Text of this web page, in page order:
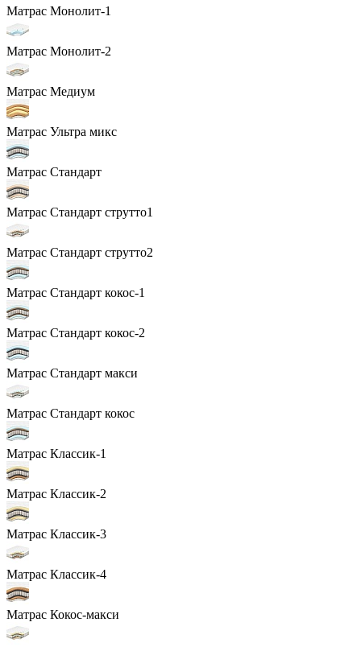
Матрас Монолит-1
Матрас Монолит-2
Матрас Медиум
Матрас Ультра микс
Матрас Стандарт
Матрас Стандарт струтто1
Матрас Стандарт струтто2
Матрас Стандарт кокос-1
Матрас Стандарт кокос-2
Матрас Стандарт макси
Матрас Стандарт кокос
Матрас Классик-1
Матрас Классик-2
Матрас Классик-3
Матрас Классик-4
Матрас Кокос-макси